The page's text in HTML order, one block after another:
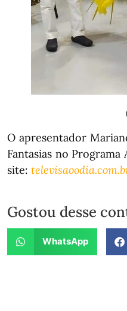
O apresentador
Fantasias no Programa
site:
Gostou desse
WhatsApp